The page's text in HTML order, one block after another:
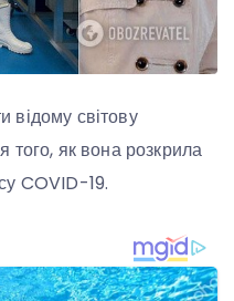
відому світову
того, як вона розкрила
COVID-19.